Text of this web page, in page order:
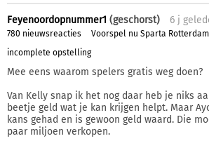
Feyenoordopnummer1 (geschorst) 6 j
780 nieuwsreacties
Voorspel nu Sparta
incomplete opstelling
Mee eens waarom spelers gratis weg doen?
Van Kelly snap ik het nog daar heb je niks
beetje geld wat je kan krijgen helpt. Maar
kans gehad en is gewoon geld waard. Die
paar miljoen verkopen.